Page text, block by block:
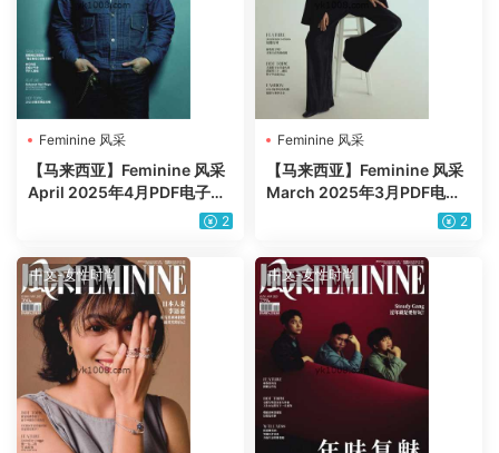
Feminine 风采
【马来西亚】Feminine 风采
April 2025年4月PDF电子版
2
Feminine 风采
【马来西亚】Feminine 风采
March 2025年3月PDF电子
2
中文-女性时尚 中文-女性时尚